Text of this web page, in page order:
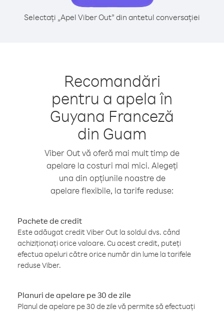
Selectați „Apel Viber Out” din antetul conversației
Recomandări
pentru a apela în
Guyana Franceză
din Guam
Viber Out vă oferă mai mult timp de
apelare la costuri mai mici. Alegeți
una din opțiunile noastre de
apelare flexibile, la tarife reduse:
Pachete de credit
Este adăugat credit Viber Out la soldul dvs. când
achiziționați orice valoare. Cu acest credit, puteți
efectua apeluri către orice număr din lume la tarifele
reduse Viber.
Planuri de apelare pe 30 de zile
Planul de apelare pe 30 de zile vă permite să efectuați